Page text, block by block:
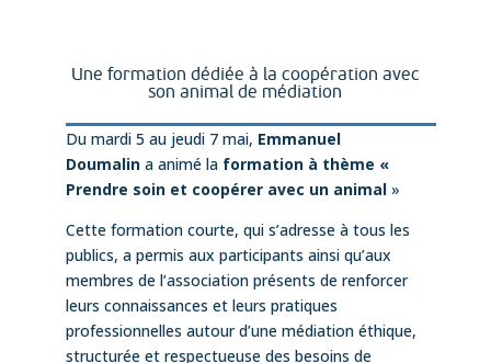
Une formation dédiée à la coopération avec
son animal de médiation
Du mardi 5 au jeudi 7 mai, Emmanuel
Doumalina animé la formation à thème «
Prendre soin et coopérer avec un animal»
Cette formation courte, qui s’adresse à tous les
publics, a permis aux participants ainsi qu’aux
membres de l’association présents de renforcer
leurs connaissances et leurs pratiques
professionnelles autour d’une médiation éthique,
structurée et respectueuse des besoins de